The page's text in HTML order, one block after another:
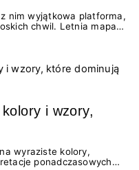
nim wyjątkowa platforma,
chwil. Letnia mapa
wyjazdów, przez
i kolekcjonowanie
coś absolutnie
oraz dawkę
i wzory,
wyraziste kolory,
ponadczasowych